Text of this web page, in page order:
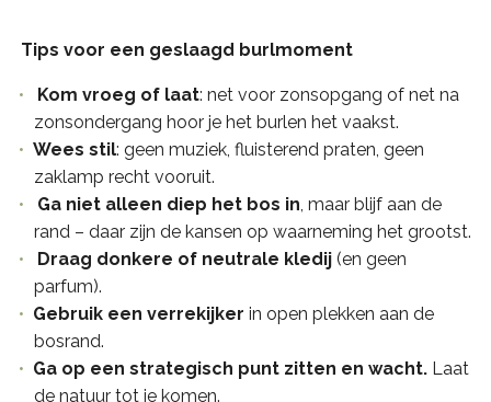
Tips voor een geslaagd burlmoment
Kom vroeg of laat: net voor zonsopgang of net na
zonsondergang hoor je het burlen het vaakst.
Wees stil: geen muziek, fluisterend praten, geen
zaklamp recht vooruit.
Ga niet alleen diep het bos in, maar blijf aan de
rand – daar zijn de kansen op waarneming het grootst.
Draag donkere of neutrale kledij(en geen
parfum).
Gebruik een verrekijker in open plekken aan de
bosrand.
Ga op een strategisch punt zitten en wacht.Laat
de natuur tot je komen.